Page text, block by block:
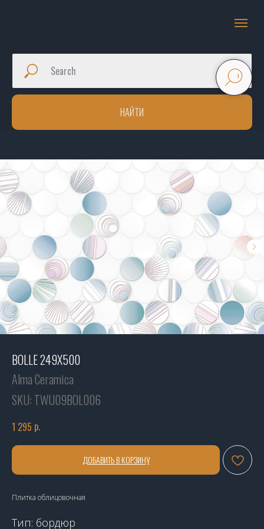
НАЙТИ
BOLLE 249X500
Alma Ceramica
SKU: TWU09BOL006
1 295 р.
ДОБАВИТЬ В КОРЗИНУ
Плитка облицовочная
Тип: бордюр